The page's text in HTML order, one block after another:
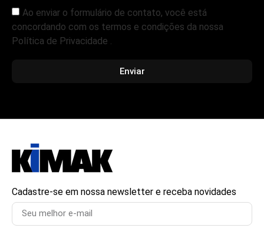
Ao enviar o formulário de contato, você está
concordando com os termos e condições da nossa
Política de Privacidade .
Enviar
Cadastre-se em nossa newsletter e receba novidades